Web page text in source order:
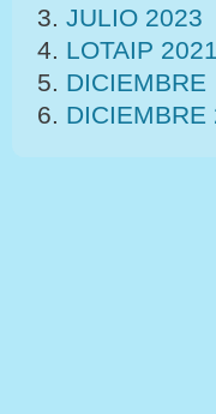
JULIO 2023
LOTAIP
DICIEMBRE
DICIEMBRE